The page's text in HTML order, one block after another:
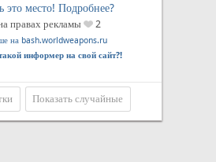
это место! Подробнее?
правах рекламы 2
на bash.worldweapons.ru
информер на свой сайт?!
Показать случайные